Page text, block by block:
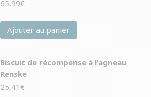
65,99€
Ajouter au panier
Biscuit de récompense à l'agneau
Renske
25,41 €